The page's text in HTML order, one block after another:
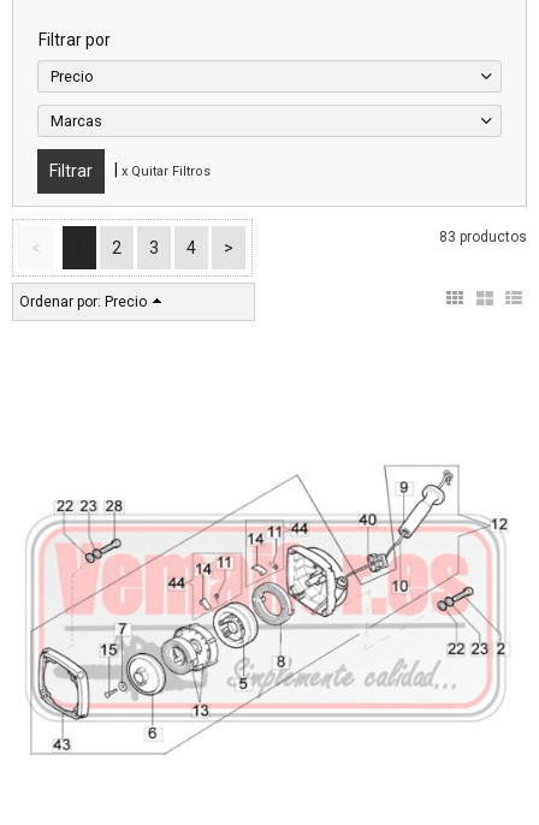
Filtrar por
Precio
Marcas
x Quitar Filtros
< 2 3 4 >
83 productos
Ordenar por: Precio